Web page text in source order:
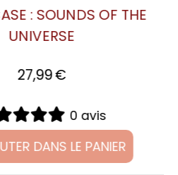
CELEBRATION
27,99€
0 avis
DANS LE PANIER